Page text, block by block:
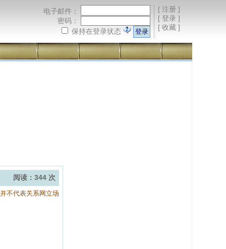
[ 注册]
[ 登录]
[ 收藏]
电子邮件：
密码：
保持在登录状态
阅读：344 次
不代表关系网立场